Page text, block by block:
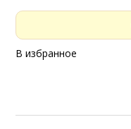
В избранное